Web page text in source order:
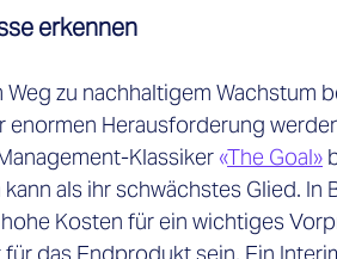
erkennen
Weg zu nachhaltigem Wachstum
enormen Herausforderung
Klassiker «The Goal»
als ihr schwächstes Glied. In
Kosten für ein wichtiges
das Endprodukt sein. Ein